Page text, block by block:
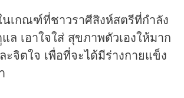
นเกณฑ์ที่ชาวราศีสิงห์สตรีที่กำลัง
ล เอาใจใส่ สุขภาพตัวเองให้มาก
ะจิตใจ เพื่อที่จะได้มีร่างกายแข็ง